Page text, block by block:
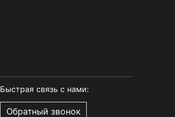
Быстрая связь с нами:
Обратный звонок